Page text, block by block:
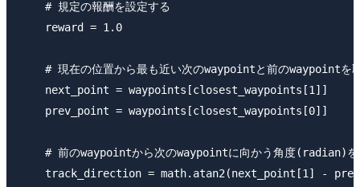
    # 規定の報酬を設定する
    reward = 1.0
# 現在の位置から最も近い次のwaypointと前のwaypointを
    next_point = waypoints[closest_waypoints[1]]
    prev_point = waypoints[closest_waypoints[0]]
# 前のwaypointから次のwaypointに向かう角度(radian)を
track_direction = math.atan2(next_point[1] -